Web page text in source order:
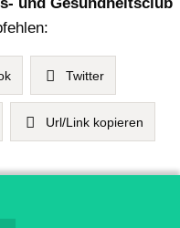
Twitter
Url/Link kopieren